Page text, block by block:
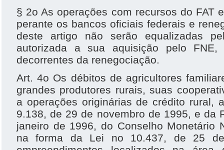
§ 2o As operações com recursos do FAT
perante os bancos oficiais federais e
deste artigo não serão equalizadas
autorizada a sua aquisição pelo
decorrentes da renegociação.
Art. 4o Os débitos de agricultores
grandes produtores rurais, suas
a operações originárias de crédito rural,
9.138, de 29 de novembro de 1995, e da
janeiro de 1996, do Conselho Monetário
na forma da Lei no 10.437, de 25